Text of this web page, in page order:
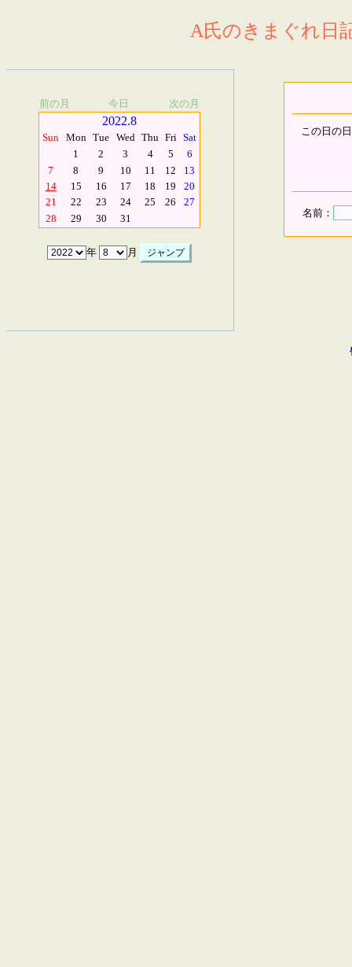
A氏のきまぐれ日
前の月 今日 次の月
2022.8
Sun Mon Tue Wed Thu Fri Sat
1
2 3 4 5
6
7
8 9 10 11 12
13
14
15 16 17 18 19
20
21
22 23 24 25 26
27
28
29 30 31
年 月
この日の
名前：